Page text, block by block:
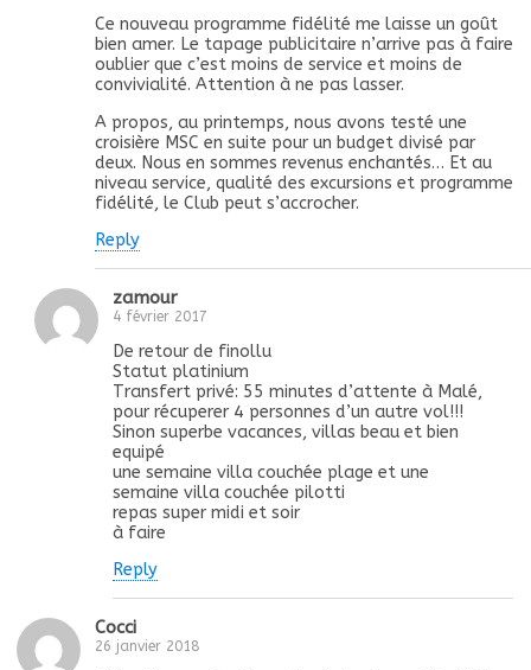
Ce nouveau programme fidélité me laisse un goût
bien amer. Le tapage publicitaire n’arrive pas à faire
oublier que c’est moins de service et moins de
convivialité. Attention à ne pas lasser.
A propos, au printemps, nous avons testé une
croisière MSC en suite pour un budget divisé par
deux. Nous en sommes revenus enchantés… Et au
niveau service, qualité des excursions et programme
fidélité, le Club peut s’accrocher.
Reply
zamour
4 février 2017
De retour de finollu
Statut platinium
Transfert privé: 55 minutes d’attente à Malé,
pour récuperer 4 personnes d’un autre vol!!!
Sinon superbe vacances, villas beau et bien
equipé
une semaine villa couchée plage et une
semaine villa couchée pilotti
repas super midi et soir
à faire
Reply
Cocci
26 janvier 2018